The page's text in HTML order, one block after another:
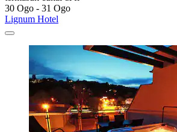
30 Ogo - 31 Ogo
Lignum Hotel